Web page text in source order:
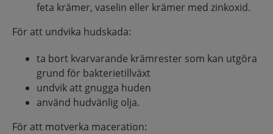
feta krämer, vaselin eller krämer med zinkoxid.
För att undvika hudskada:
ta bort kvarvarande krämrester som kan utgöra
grund för bakterietillväxt
undvik att gnugga huden
använd hudvänlig olja.
För att motverka maceration: